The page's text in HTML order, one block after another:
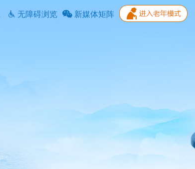
无障碍浏览 新媒体矩阵